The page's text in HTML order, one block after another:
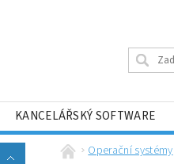
KANCELÁŘSKÝ SOFTWARE
A LADĚNÍ HRY
Operační systémy